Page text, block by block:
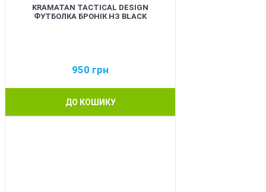
KRAMATAN TACTICAL DESIGN
ФУТБОЛКА БРОНІК НЗ BLACK
950 грн
ДО КОШИКУ